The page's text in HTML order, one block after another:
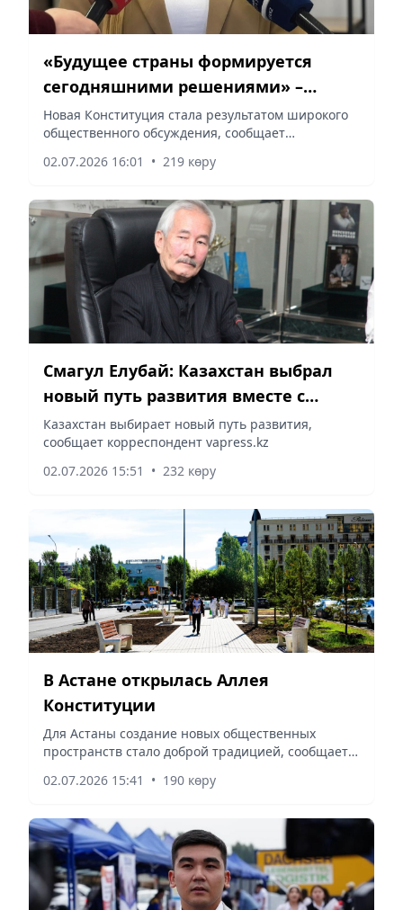
«Будущее страны формируется
сегодняшними решениями» –
общественники о новой
Конституции
Новая Конституция стала результатом широкого
общественного обсуждения, сообщает
02.07.2026 16:01 • 219 көру
Смагул Елубай: Казахстан выбрал
новый путь развития вместе с
новой Конституцией
Казахстан выбирает новый путь развития,
сообщает корреспондент vapress.kz
02.07.2026 15:51
• 232 көру
В Астане открылась Аллея
Конституции
Для Астаны создание новых общественных
пространств стало доброй традицией, сообщает
02.07.2026 15:41 • 190 көру